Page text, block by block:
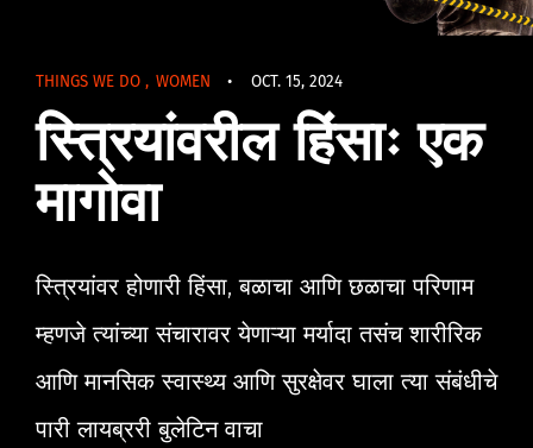
THINGS WE DO , WOMEN • OCT. 15, 2024
स्त्रियांवरील हिंसाः एक
मागोवा
स्त्रियांवर होणारी हिंसा, बळाचा आणि छळाचा परिणाम
म्हणजे त्यांच्या संचारावर येणाऱ्या मर्यादा तसंच शारीरिक
आणि मानसिक स्वास्थ्य आणि सुरक्षेवर घाला त्या संबंधीचे
पारी लायब्ररी बुलेटिन वाचा